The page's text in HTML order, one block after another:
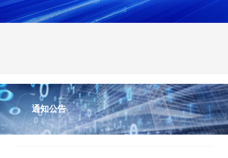
通知公告
奇安信发布《2024人工智能安全报告》，全面揭
示AI安全威胁